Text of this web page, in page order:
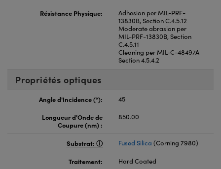
Résistance Physique:
Adhesion per MIL-PRF-
13830B, Section C.4.5.12
Moderate abrasion per
MIL-PRF-13830B, Section
C.4.5.11
Cleaning per MIL-C-48497A
Section 4.5.4.2
Propriétés optiques
Angle d'Incidence (°):
45
Longueur d'Onde de
Coupure (nm) :
850.00
Substrat: Fused Silica (Corning 7980)
Traitement: Hard Coated